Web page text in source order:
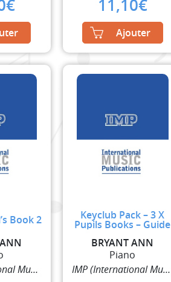
€ 11,10€
Ajouter
Book 2
IMP (International Music Publisher)
Keyclub Pack – 3 X
Pupils Books – Guide
BRYANT ANN
Piano
IMP (International Music Publisher)